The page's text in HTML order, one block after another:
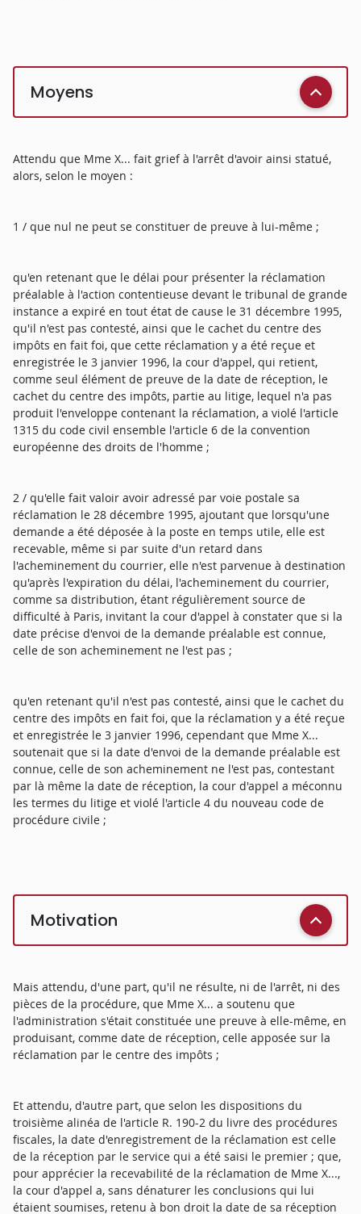
Moyens
Attendu que Mme X... fait grief à l'arrêt d'avoir ainsi statué,
alors, selon le moyen :
1 / que nul ne peut se constituer de preuve à lui-même ;
qu'en retenant que le délai pour présenter la réclamation
préalable à l'action contentieuse devant le tribunal de grande
instance a expiré en tout état de cause le 31 décembre 1995,
qu'il n'est pas contesté, ainsi que le cachet du centre des
impôts en fait foi, que cette réclamation y a été reçue et
enregistrée le 3 janvier 1996, la cour d'appel, qui retient,
comme seul élément de preuve de la date de réception, le
cachet du centre des impôts, partie au litige, lequel n'a pas
produit l'enveloppe contenant la réclamation, a violé l'article
1315 du code civil ensemble l'article 6 de la convention
européenne des droits de l'homme ;
2 / qu'elle fait valoir avoir adressé par voie postale sa
réclamation le 28 décembre 1995, ajoutant que lorsqu'une
demande a été déposée à la poste en temps utile, elle est
recevable, même si par suite d'un retard dans
l'acheminement du courrier, elle n'est parvenue à destination
qu'après l'expiration du délai, l'acheminement du courrier,
comme sa distribution, étant régulièrement source de
difficulté à Paris, invitant la cour d'appel à constater que si la
date précise d'envoi de la demande préalable est connue,
celle de son acheminement ne l'est pas ;
qu'en retenant qu'il n'est pas contesté, ainsi que le cachet du
centre des impôts en fait foi, que la réclamation y a été reçue
et enregistrée le 3 janvier 1996, cependant que Mme X...
soutenait que si la date d'envoi de la demande préalable est
connue, celle de son acheminement ne l'est pas, contestant
par là même la date de réception, la cour d'appel a méconnu
les termes du litige et violé l'article 4 du nouveau code de
procédure civile ;
Motivation
Mais attendu, d'une part, qu'il ne résulte, ni de l'arrêt, ni des
pièces de la procédure, que Mme X... a soutenu que
l'administration s'était constituée une preuve à elle-même, en
produisant, comme date de réception, celle apposée sur la
réclamation par le centre des impôts ;
Et attendu, d'autre part, que selon les dispositions du
troisième alinéa de l'article R. 190-2 du livre des procédures
fiscales, la date d'enregistrement de la réclamation est celle
de la réception par le service qui a été saisi le premier ; que,
pour apprécier la recevabilité de la réclamation de Mme X...,
la cour d'appel a, sans dénaturer les conclusions qui lui
étaient soumises, retenu à bon droit la date de sa réception